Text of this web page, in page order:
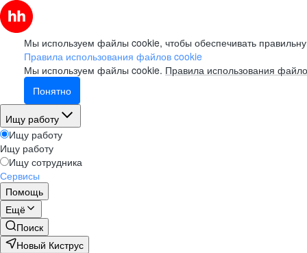
Мы используем файлы cookie, чтобы обеспечивать
Правила использования файлов cookie
Мы используем файлы cookie. Правила использования
Понятно
Ищу работу
Ищу работу
Ищу работу
Ищу сотрудника
Сервисы
Помощь
Ещё
Поиск
Новый Киструс